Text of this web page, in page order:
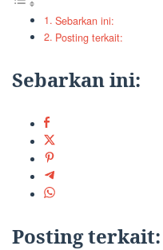
Sebarkan ini:
Posting terkait:
Sebarkan ini:
Posting terkait: